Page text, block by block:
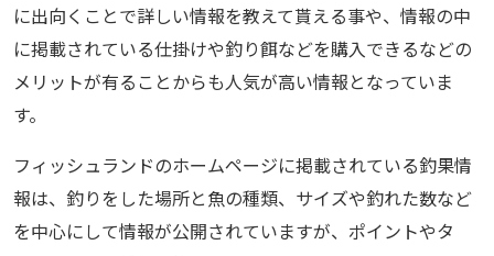
に出向くことで詳しい情報を教えて貰える事や、情報の中
に掲載されている仕掛けや釣り餌などを購入できるなどの
メリットが有ることからも人気が高い情報となっていま
す。
フィッシュランドのホームページに掲載されている釣果情
報は、釣りをした場所と魚の種類、サイズや釣れた数など
を中心にして情報が公開されていますが、ポイントやタ